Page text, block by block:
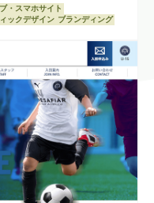
・スマホサイト
ックデザイン ブランディング